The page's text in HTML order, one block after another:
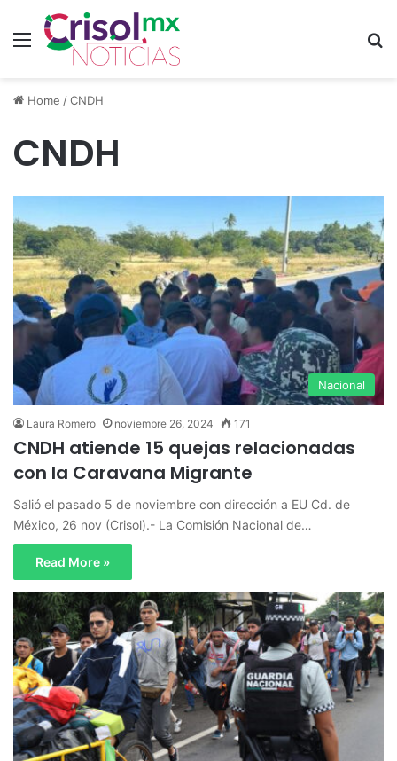
Menu
Home /CNDH
CNDH
Nacional
Laura Romero noviembre 26, 2024 171
CNDH atiende 15 quejas relacionadas
con la Caravana Migrante
Salió el pasado 5 de noviembre con dirección a EU Cd. de
México, 26 nov (Crisol).- La Comisión Nacional de…
Read More »